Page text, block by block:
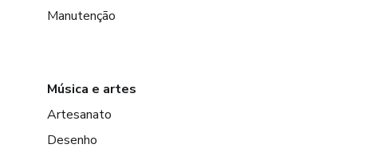
Manutenção
Música e artes
Artesanato
Desenho